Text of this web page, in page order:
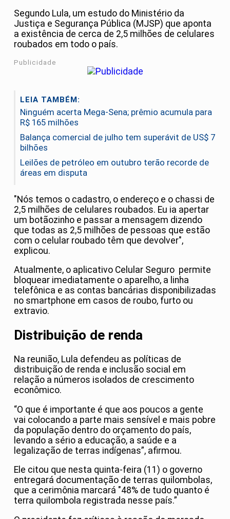
Segundo Lula, um estudo do Ministério da
Justiça e Segurança Pública (MJSP) que aponta
a existência de cerca de 2,5 milhões de celulares
roubados em todo o país.
Publicidade
LEIA TAMBÉM:
Ninguém acerta Mega-Sena; prêmio acumula para
R$ 165 milhões
Balança comercial de julho tem superávit de US$ 7
bilhões
Leilões de petróleo em outubro terão recorde de
áreas em disputa
"Nós temos o cadastro, o endereço e o chassi de
2,5 milhões de celulares roubados. Eu ia apertar
um botãozinho e passar a mensagem dizendo
que todas as 2,5 milhões de pessoas que estão
com o celular roubado têm que devolver",
explicou.
Atualmente, o aplicativo Celular Seguro permite
bloquear imediatamente o aparelho, a linha
telefônica e as contas bancárias disponibilizadas
no smartphone em casos de roubo, furto ou
extravio.
Distribuição de renda
Na reunião, Lula defendeu as políticas de
distribuição de renda e inclusão social em
relação a números isolados de crescimento
econômico.
“O que é importante é que aos poucos a gente
vai colocando a parte mais sensível e mais pobre
da população dentro do orçamento do país,
levando a sério a educação, a saúde e a
legalização de terras indígenas”, afirmou.
Ele citou que nesta quinta-feira (11) o governo
entregará documentação de terras quilombolas,
que a cerimônia marcará "48% de tudo quanto é
terra quilombola registrada nesse país.”